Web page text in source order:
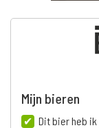
Mijn bieren
Dit bier heb